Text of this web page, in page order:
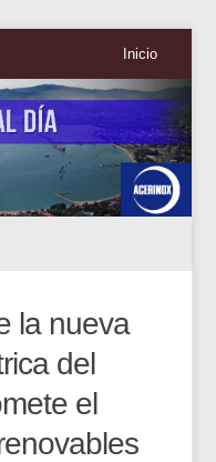
Inicio
la nueva
del
el